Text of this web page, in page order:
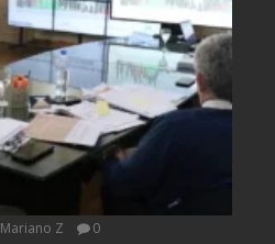
Mariano Z 0